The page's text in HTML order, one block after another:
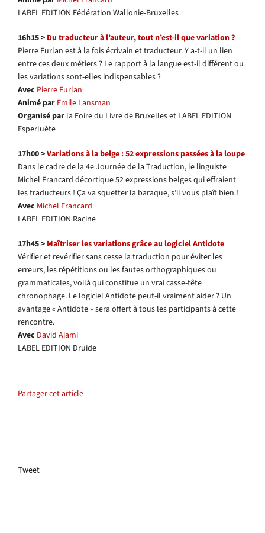
LABEL EDITION Fédération Wallonie-Bruxelles
16h15 > Du traducteur à l’auteur, tout n’est-il que variation ?
Pierre Furlan est à la fois écrivain et traducteur. Y a-t-il un lien
entre ces deux métiers ? Le rapport à la langue est-il différent ou
les variations sont-elles indispensables ?
Avec Pierre Furlan
Animé par Emile Lansman
Organisé par la Foire du Livre de Bruxelles et LABEL EDITION
Esperluète
17h00 >Variations à la belge : 52 expressions passées à la loupe
Dans le cadre de la 4e Journée de la Traduction, le linguiste
Michel Francard décortique 52 expressions belges qui effraient
les traducteurs ! Ça va squetter la baraque, s’il vous plaît bien !
Avec Michel Francard
LABEL EDITION Racine
17h45 > Maîtriser les variations grâce au logiciel Antidote
Vérifier et revérifier sans cesse la traduction pour éviter les
erreurs, les répétitions ou les fautes orthographiques ou
grammaticales, voilà qui constitue un vrai casse-tête
chronophage. Le logiciel Antidote peut-il vraiment aider ? Un
avantage « Antidote » sera offert à tous les participants à cette
rencontre.
Avec David Ajami
LABEL EDITION Druide
Partager cet article
Tweet